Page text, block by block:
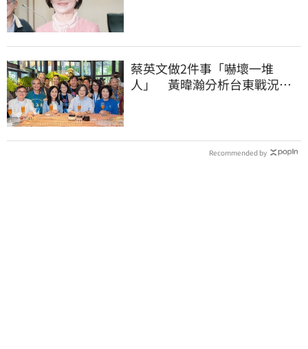
蔡英文做2件事「嚇壞一堆
人」 黃暐瀚分析台東戰況：
Recommended by